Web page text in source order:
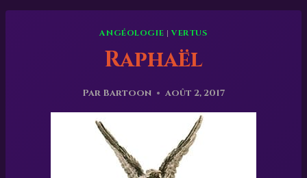
ANGÉOLOGIE |VERTUS
Raphaël
Par Bartoon août 2, 2017